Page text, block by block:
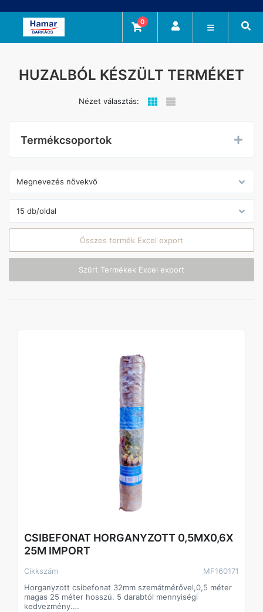
0
HUZALBÓL KÉSZÜLT TERMÉKET
Nézet választás:
Termékcsoportok
Összes termék Excel export
Szűrt Termékek Excel export
CSIBEFONAT HORGANYZOTT 0,5MX0,6X
25M IMPORT
Cikkszám
MF160171
Horganyzott csibefonat 32mm szemátmérővel,0,5 méter
magas 25 méter hosszú. 5 darabtól mennyiségi
kedvezmény.